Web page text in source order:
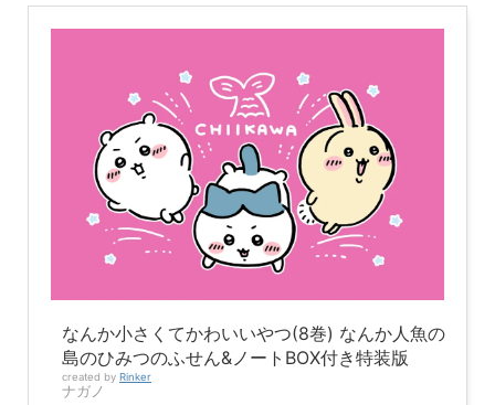
なんか小さくてかわいいやつ(8巻) なんか人魚の
島のひみつのふせん&ノートBOX付き特装版
created by Rinker
ナガノ